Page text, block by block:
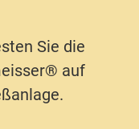
Sie die
auf